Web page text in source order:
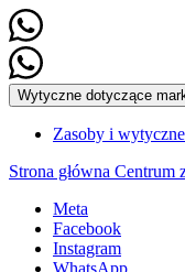
Wytyczne dotyczące
Zasoby i
Strona główna Centrum
Meta
Facebook
Instagram
WhatsApp